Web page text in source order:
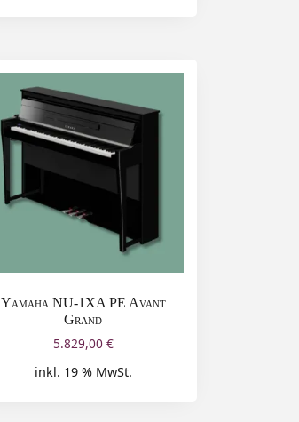
Yamaha NU-1XA PE Avant
Grand
5.829,00 €
inkl. 19 % MwSt.